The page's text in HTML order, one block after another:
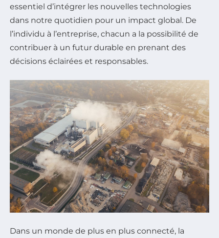
essentiel d’intégrer les nouvelles technologies
dans notre quotidien pour un impact global. De
l’individu à l’entreprise, chacun a la possibilité de
contribuer à un futur durable en prenant des
décisions éclairées et responsables.
Dans un monde de plus en plus connecté, la